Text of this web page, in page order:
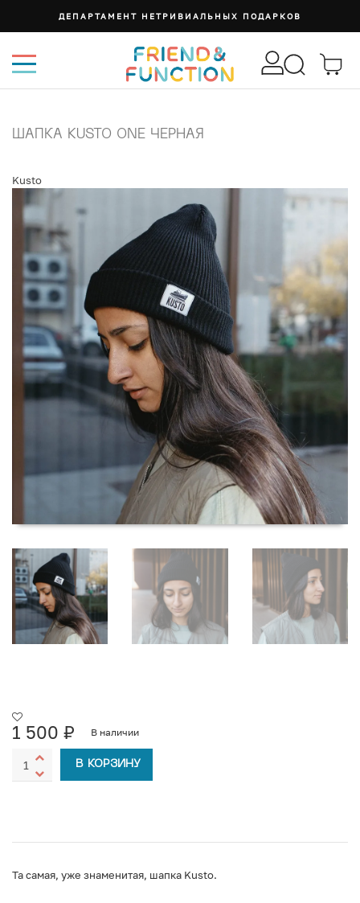
СУМКА ИЗИ
ШАПКА KUSTO ONE ЧЕРНАЯ
Kusto
1 500 ₽ В наличии
В КОРЗИНУ
Та самая, уже знаменитая, шапка Kusto.